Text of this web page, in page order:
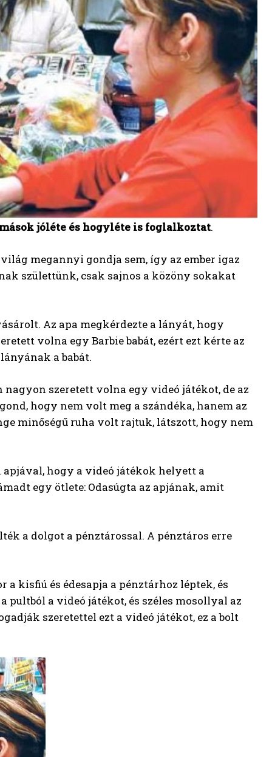
jóléte és hogyléte is foglalkoztat.
megannyi gondja sem, így az ember igaz
születtünk, csak sajnos a közöny sokakat
Az apa megkérdezte a lányát, hogy
volna egy Barbie babát, ezért ezt kérte az
a babát.
szeretett volna egy videó játékot, de az
hogy nem volt meg a szándéka, hanem az
minőségű ruha volt rajtuk, látszott, hogy nem
hogy a videó játékok helyett a
egy ötlete: Odasúgta az apjának, amit
a dolgot a pénztárossal. A pénztáros erre
kisfiú és édesapja a pénztárhoz léptek, és
a videó játékot, és széles mosollyal az
szeretettel ezt a videó játékot, ez a bolt